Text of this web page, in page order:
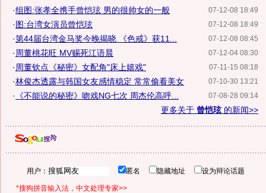
07-12-08 18:49
·组图:张孝全携手曾恺玹 男的很帅女的一般
07-12-08 18:49
·图:台湾女演员曾恺玹
07-12-08 08:45
·第44届台湾金马奖今晚揭晓 《色戒》获11...
07-12-04 08:30
· 周董桃花旺 MV赐死江语晨
07-11-15 08:18
· 周董钦点《秘密》女配角"床上嬉戏"
07-10-30 13:21
·林俊杰透露与韩国女友感情稳定 常常偷看美女
07-08-28 09:14
·
《不能说的秘密》吻戏NG七次 周杰伦高呼...
更多关于 曾恺玹的新闻>>
用户： 匿名 隐藏地址 设为辩论话题
*搜狗拼音输入法，中文处理专家>>